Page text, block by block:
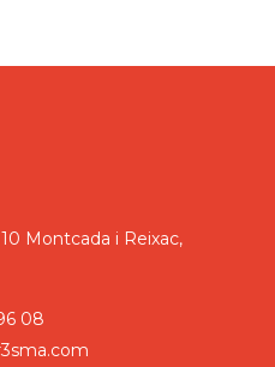
Montcada i Reixac,
08